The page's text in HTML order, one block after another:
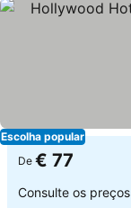
Escolha popular
De € 77
Consulte os